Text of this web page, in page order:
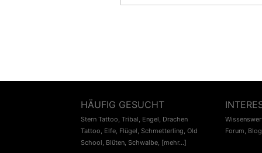
HÄUFIG GESUCHT
Stern Tattoo, Tribal, Engel, Drachen
Tattoo, Elfe, Flügel, Schmetterling, Old
School, Blüten, Schwalbe, [mehr...]
Forum, Blog